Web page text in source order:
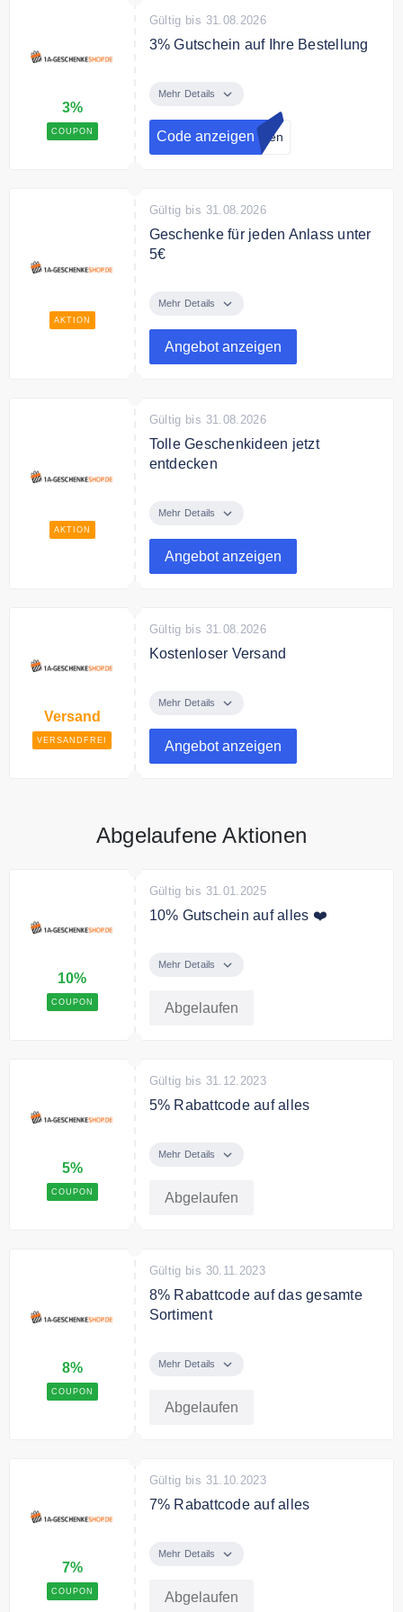
3%
COUPON
Gültig bis 31.08.2026
3% Gutschein auf Ihre Bestellung
Zahlung per Vorkasse bei 1a-
Geschenkeshop.de
Mehr Details
Code anzeigen hlen
AKTION
Gültig bis 31.08.2026
Geschenke für jeden Anlass unter
5€
unter 5€ bei 1a-Geschenkshop.de
Mehr Details
Angebot anzeigen
AKTION
Gültig bis 31.08.2026
Tolle Geschenkideen jetzt
entdecken
Geschenkideen für jeden Anlass.
Mehr Details
Angebot anzeigen
Versand
VERSANDFREI
Gültig bis 31.08.2026
Kostenloser Versand
Bestellwert.
Mehr Details
Angebot anzeigen
Abgelaufene Aktionen
10%
COUPON
Gültig bis 31.01.2025
10% Gutschein auf alles ❤️
10% Rabatt auf das gesamte
Mehr Details
Abgelaufen
5%
COUPON
Gültig bis 31.12.2023
5% Rabattcode auf alles
ganze Sortiment.
Keine Restriktionen.
Mehr Details
Abgelaufen
8%
COUPON
Gültig bis 30.11.2023
8% Rabattcode auf das gesamte
Sortiment
ganze Sortiment.
Keine Restriktionen.
Mehr Details
Abgelaufen
7%
COUPON
Gültig bis 31.10.2023
7% Rabattcode auf alles
ganze Sortiment
Keine Restriktionen.
Mehr Details
Abgelaufen